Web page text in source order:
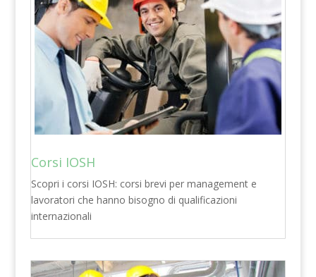
Corsi IOSH
Scopri i corsi IOSH: corsi brevi per management e
lavoratori che hanno bisogno di qualificazioni
internazionali